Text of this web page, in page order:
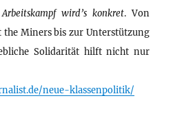
wird’s konkret. Von
the Miners bis zur Unterstützung
Solidarität hilft nicht nur
neue-klassenpolitik/